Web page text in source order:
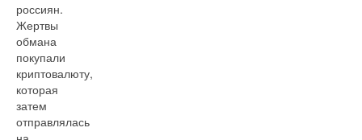
россиян.
Жертвы
обмана
покупали
криптовалюту,
которая
затем
отправлялась